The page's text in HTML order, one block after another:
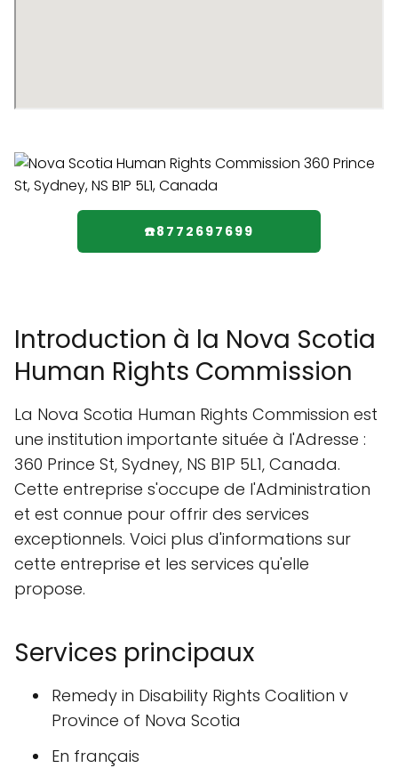
☎️8772697699
Introduction à la Nova Scotia
Human Rights Commission
La Nova Scotia Human Rights Commission est
une institution importante située à l'Adresse :
360 Prince St, Sydney, NS B1P 5L1, Canada.
Cette entreprise s'occupe de l'Administration
et est connue pour offrir des services
exceptionnels. Voici plus d'informations sur
cette entreprise et les services qu'elle
propose.
Services principaux
Remedy in Disability Rights Coalition v
Province of Nova Scotia
En français